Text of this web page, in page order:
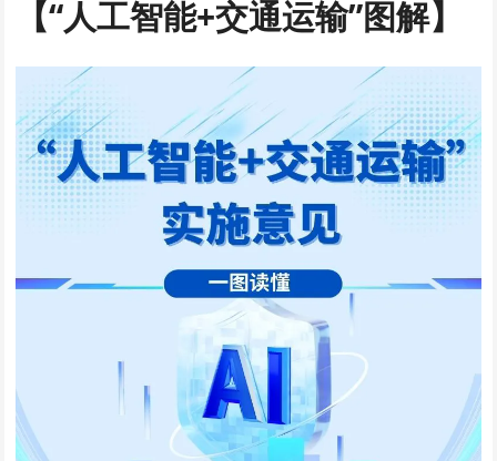
【“人工智能+交通运输”图解】